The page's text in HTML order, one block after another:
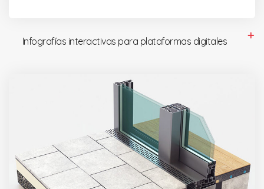
Infografías interactivas para plataformas digitales